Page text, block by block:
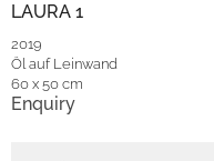
LAURA 1
2019
Öl auf Leinwand
60 x 50 cm
Enquiry